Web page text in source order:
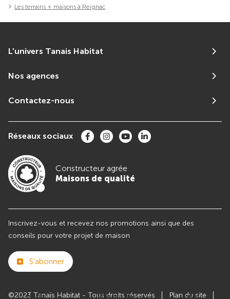
Club Maisons de Avis
Les terrains + maisons à Reignac
L'univers Tanais Habitat
Nos agences
Contactez-nous
Réseaux sociaux
Constructeur agrée
Maisons de qualité
Inscrivez-vous et recevez nos promotions ainsi que des
conseils pour votre projet de maison
S'abonner
©2023 Tanaïs Habitat - Tous droits réservés Plan du site